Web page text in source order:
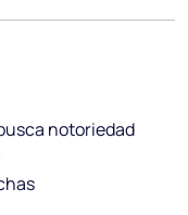
notoriedad